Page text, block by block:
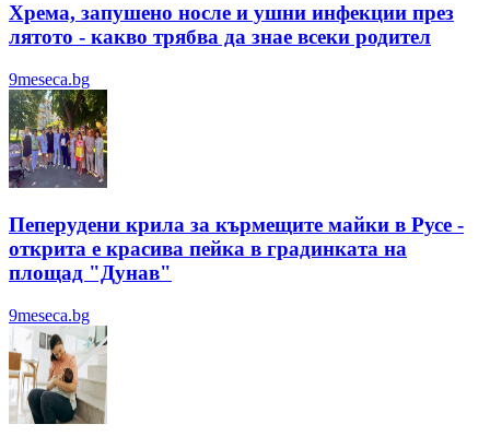
Хрема, запушено носле и ушни инфекции през
лятотo - какво трябва да знае всеки родител
9meseca.bg
Пеперудени крила за кърмещите майки в Русе -
открита е красива пейка в градинката на
площад "Дунав"
9meseca.bg